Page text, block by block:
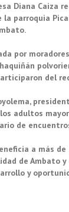
Diana Caiza
la parroquia
por
del
adultos
de
a más
de Ambato
y